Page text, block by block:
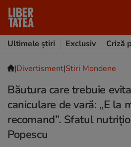
Ultimele știri
Exclusiv Criză
|Divertisment|Stiri Mondene
Băutura care trebuie
caniculare de vară: „E la
recomand”. Sfatul
Popescu